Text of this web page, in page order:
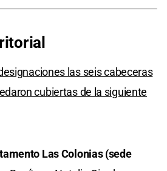
las seis cabeceras
cubiertas de la siguiente
Las Colonias (sede